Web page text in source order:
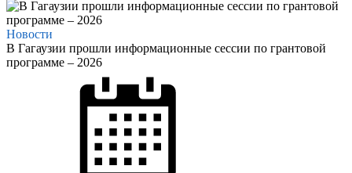
Новости
В Гагаузии прошли информационные сессии по грантовой
программе – 2026